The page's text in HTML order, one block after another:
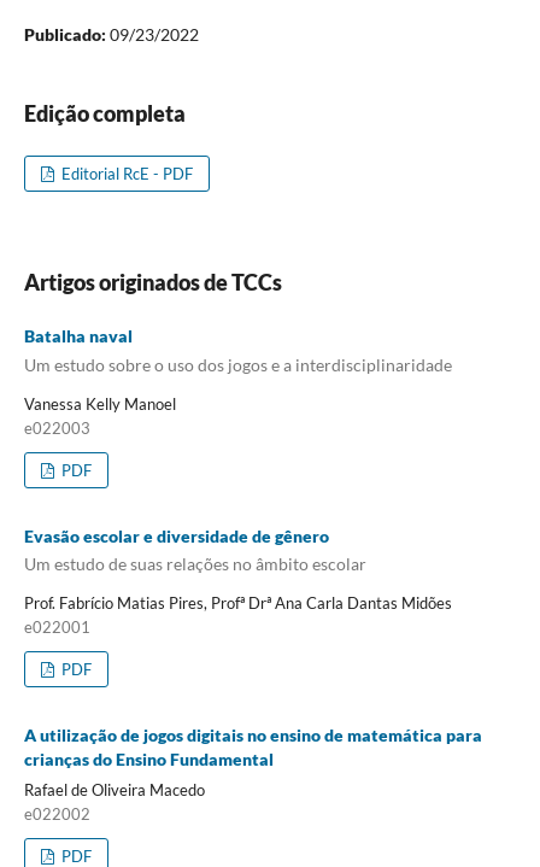
Publicado: 09/23/2022
Edição completa
Editorial RcE - PDF
Artigos originados de TCCs
Batalha naval
Um estudo sobre o uso dos jogos e a interdisciplinaridade
Vanessa Kelly Manoel
e022003
PDF
Evasão escolar e diversidade de gênero
Um estudo de suas relações no âmbito escolar
Prof. Fabrício Matias Pires, Profª Drª Ana Carla Dantas Midões
e022001
PDF
A utilização de jogos digitais no ensino de matemática para
crianças do Ensino Fundamental
Rafael de Oliveira Macedo
e022002
PDF